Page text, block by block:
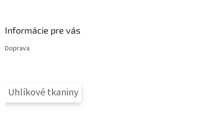
Informácie pre vás
Doprava
Uhlíkové tkaniny